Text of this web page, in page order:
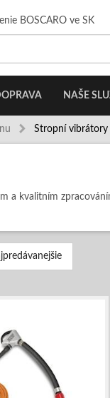
BOSCARO ve SK
NAŠE
Stropní vibrátory
a kvalitním